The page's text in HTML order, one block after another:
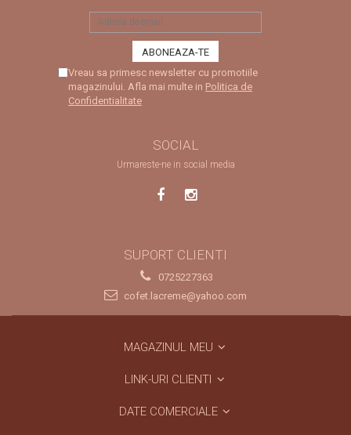
Vreau sa primesc newsletter cu promotiile
magazinului. Afla mai multe in Politica de
Confidentialitate
SOCIAL
Urmareste-ne in social media
SUPORT CLIENTI
0725227363
cofet.lacreme@yahoo.com
MAGAZINUL MEU
LINK-URI CLIENTI
DATE COMERCIALE